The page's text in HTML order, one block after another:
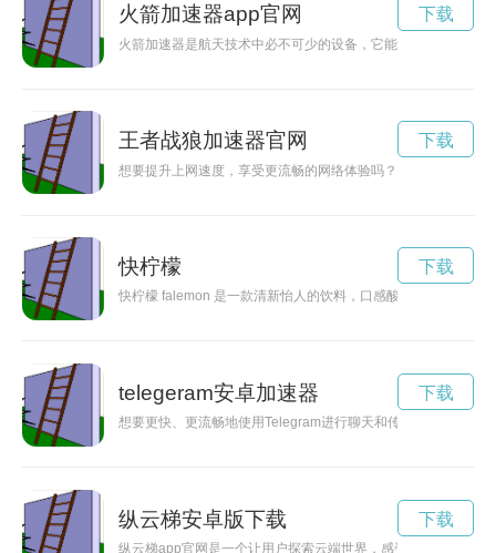
火箭加速器app官网
火箭加速器是航天技术中必不可少的设备，它能够为火箭提供
下载
王者战狼加速器官网
想要提升上网速度，享受更流畅的网络体验吗？速狼加速器是
下载
快柠檬
快柠檬 falemon 是一款清新怡人的饮料，口感酸甜可口，让人
下载
telegeram安卓加速器
想要更快、更流畅地使用Telegram进行聊天和传输文件吗？现
下载
纵云梯安卓版下载
纵云梯app官网是一个让用户探索云端世界，感受无限可能的
下载